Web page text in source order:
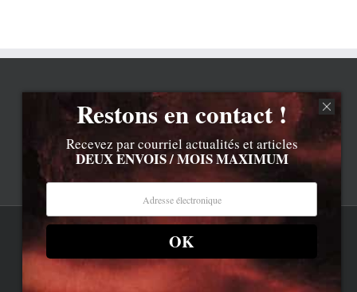
Contenu © Lionel Davoust sauf exceptions précisées.
Cliquez ici pour lire les mentions légales barbantes
LD.com 8.a. Attention, vous êtes arrivé en bas de la page,
Newsletter
Bluesky
Restons en contact !
Recevez par courriel actualités et articles
DEUX ENVOIS / MOIS MAXIMUM
OK